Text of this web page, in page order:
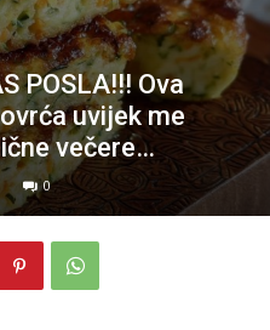
POSLA!!! Ova
uvijek me
večere…
0